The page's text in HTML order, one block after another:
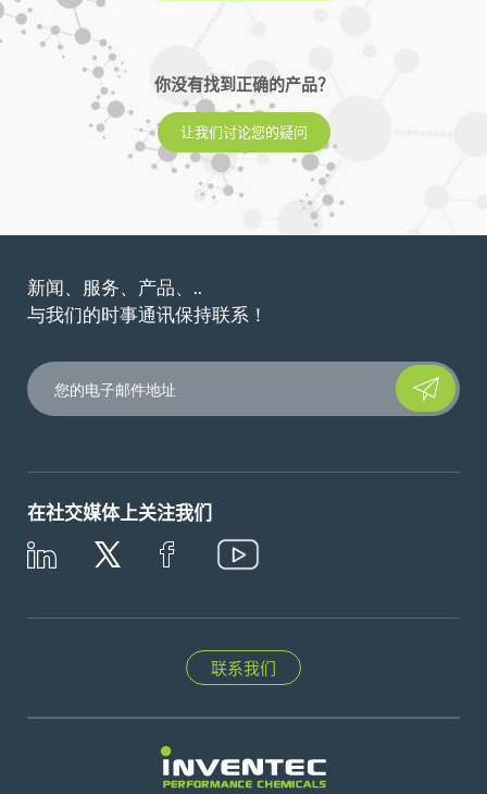
你没有找到正确的产品？
让我们讨论您的疑问
新闻、服务、产品、..
与我们的时事通讯保持联系！
Please
在社交媒体上关注我们
联系我们